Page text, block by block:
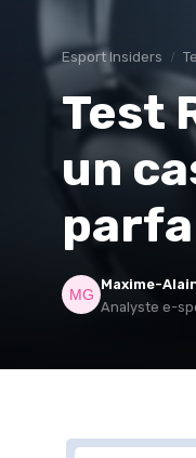
Esport Insiders
Test
un
Maxime-
Analyste e-